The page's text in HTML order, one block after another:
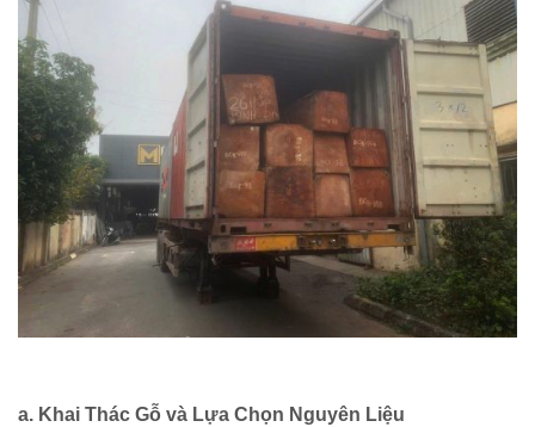
a. Khai Thác Gỗ và Lựa Chọn Nguyên Liệu